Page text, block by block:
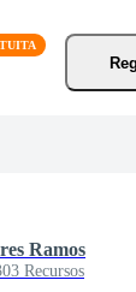
Ramos
Recursos